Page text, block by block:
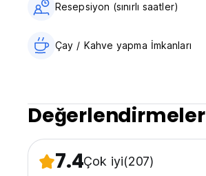
Resepsiyon (sınırlı saatler)
Çay / Kahve yapma İmkanları
Değerlendirmeler
7.4Çok iyi(207)